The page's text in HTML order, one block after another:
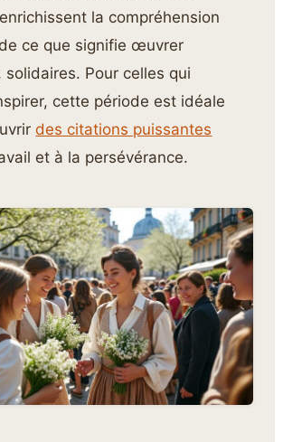
la compréhension
ce que signifie œuvrer
solidaires. Pour celles qui
cette période est idéale
des citations puissantes
et à la persévérance.